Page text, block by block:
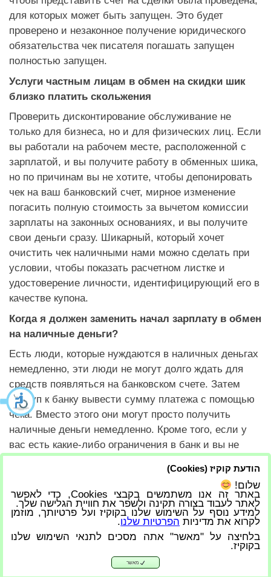
для которых может быть запущен. Это будет
проверено и незаконное получение юридического
обязательства чек писателя погашать запущен
полностью запущен.
Услуги частным лицам в обмен на скидки шик
близко платить скольжения
Проверить дисконтирование обслуживание не
только для бизнеса, но и для физических лиц. Если
вы работали на рабочем месте, расположенной с
зарплатой, и вы получите работу в обменных шика,
но по причинам вы не хотите, чтобы депонировать
чек на ваш банковский счет, мирное изменение
погасить полную стоимость за вычетом комиссии
зарплаты на законных основаниях, и вы получите
свои деньги сразу. Шикарный, который хочет
очистить чек наличными нами можно сделать при
условии, чтобы показать расчетном листке и
удостоверение личности, идентифицирующий его в
качестве купона.
Когда я должен заменить начал зарплату в обмен
на наличные деньги?
Есть люди, которые нуждаются в наличных деньгах
немедленно, эти люди не могут долго ждать для
средств появляться на банковском счете. Затем
доступ к банку вывести сумму платежа с помощью
чека. Вместо этого они могут просто получить
наличные деньги немедленно. Кроме того, если у
вас есть какие-либо ограничения в банк и вы не
счета в банке, вы получите денежную стоимость,
указанную на чеке немедленно путем мирных
перемен. Проверки заинтересованы в
дисконтирование услуг для частных или
коммерческих целях?Свяжитесь с нами сейчасс
הודעת קוקיז (Cookies)
שלום!
באתר זה אנו משתמשים בקבצי Cookies, כדי לאפשר
לאתר לעבוד בצורה תקינה ולשפר את חוויית הגלישה שלך.
למידע נוסף על השימוש שלנו בקוקיז ועל פרטיותך, מוזמן
לקרוא את מדיניות הפרטיות שלנו.
בלחיצה על "מאשר" אתה מסכים לתנאי השימוש שלנו
בקוקיז.
מאשר